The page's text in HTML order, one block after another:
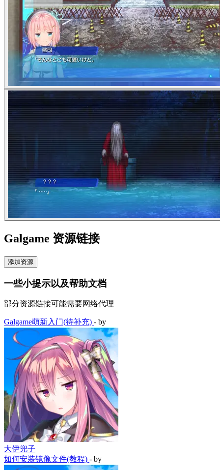
Galgame 资源链接
添加资源
一些小提示以及帮助文档
部分资源链接可能需要网络代理
Galgame萌新入门(待补充) - by
大伊兜子
如何安装镜像文件(教程) - by